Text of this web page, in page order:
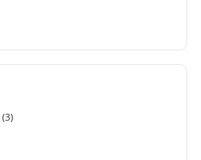
(3)